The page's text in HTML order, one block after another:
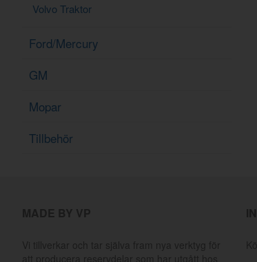
Volvo Traktor
Ford/Mercury
GM
Mopar
Tillbehör